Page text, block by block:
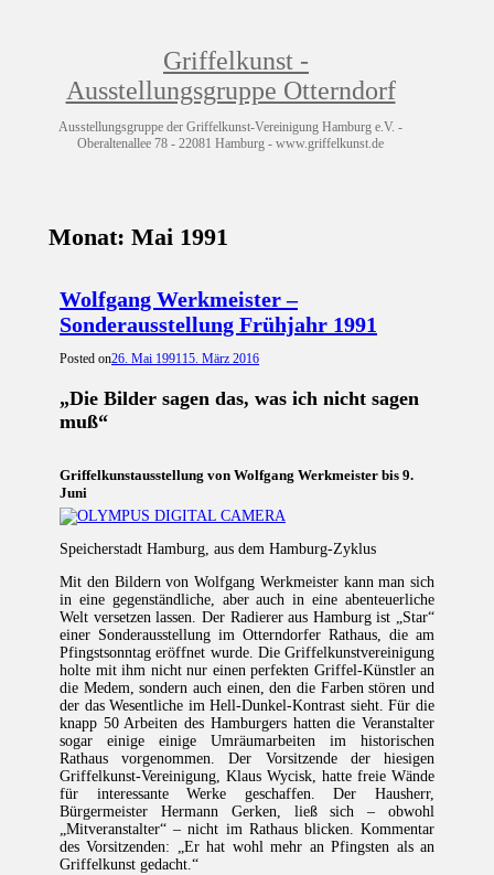
Griffelkunst -
Ausstellungsgruppe Otterndorf
Ausstellungsgruppe der Griffelkunst-Vereinigung Hamburg e.V. -
Oberaltenallee 78 - 22081 Hamburg - www.griffelkunst.de
Monat: Mai 1991
Wolfgang Werkmeister –
Sonderausstellung Frühjahr 1991
Posted on26. Mai 199115. März 2016
„Die Bilder sagen das, was ich nicht sagen
muß“
Griffelkunstausstellung von Wolfgang Werkmeister bis 9.
Juni
Speicherstadt Hamburg, aus dem Hamburg-Zyklus
Mit den Bildern von Wolfgang Werkmeister kann man sich
in eine gegenständliche, aber auch in eine abenteuerliche
Welt versetzen lassen. Der Radierer aus Hamburg ist „Star“
einer Sonderausstellung im Otterndorfer Rathaus, die am
Pfingstsonntag eröffnet wurde. Die Griffelkunstvereinigung
holte mit ihm nicht nur einen perfekten Griffel-Künstler an
die Medem, sondern auch einen, den die Farben stören und
der das Wesentliche im Hell-Dunkel-Kontrast sieht. Für die
knapp 50 Arbeiten des Hamburgers hatten die Veranstalter
sogar einige einige Umräumarbeiten im historischen
Rathaus vorgenommen. Der Vorsitzende der hiesigen
Griffelkunst-Vereinigung, Klaus Wycisk, hatte freie Wände
für interessante Werke geschaffen. Der Hausherr,
Bürgermeister Hermann Gerken, ließ sich – obwohl
„Mitveranstalter“ – nicht im Rathaus blicken. Kommentar
des Vorsitzenden: „Er hat wohl mehr an Pfingsten als an
Griffelkunst gedacht.“